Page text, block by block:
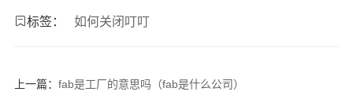
标签： 如何关闭叮叮
上一篇： fab是工厂的意思吗（fab是什么公司）